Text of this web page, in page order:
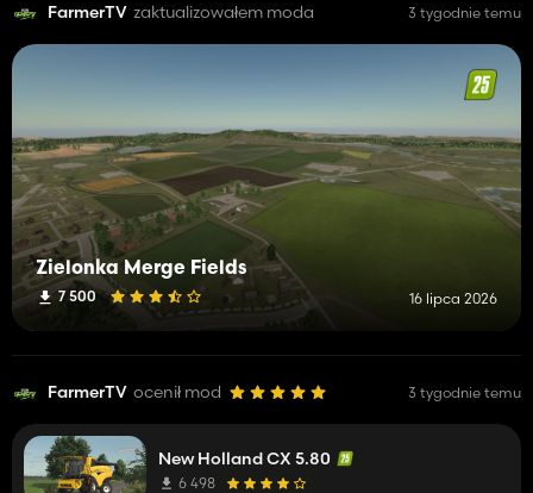
FarmerTV zaktualizowałem moda 3 tygodnie temu
Zielonka Merge Fields
7 500 16 lipca 2026
FarmerTV ocenił mod 3 tygodnie temu
New Holland CX 5.80
6 498